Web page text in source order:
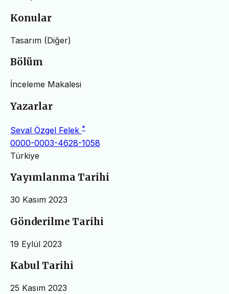
Konular
Tasarım (Diğer)
Bölüm
İnceleme Makalesi
Yazarlar
Seval Özgel Felek *
0000-0003-4628-1058
Türkiye
Yayımlanma Tarihi
30 Kasım 2023
Gönderilme Tarihi
19 Eylül 2023
Kabul Tarihi
25 Kasım 2023